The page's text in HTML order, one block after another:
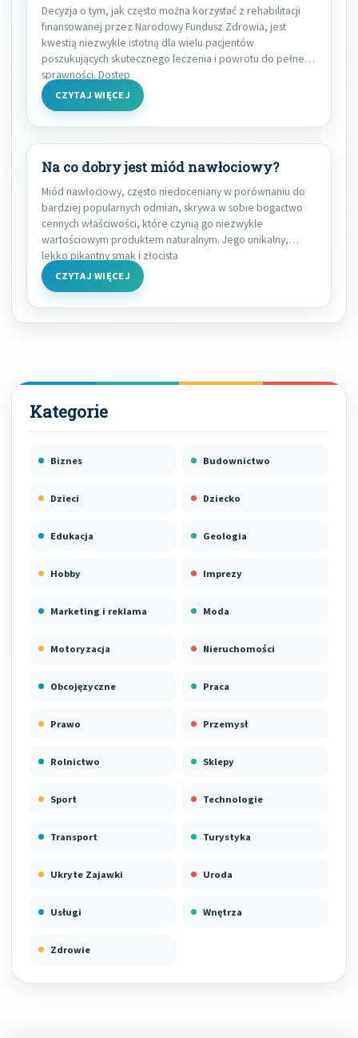
Decyzja o tym, jak często można korzystać z rehabilitacji
finansowanej przez Narodowy Fundusz Zdrowia, jest
kwestią niezwykle istotną dla wielu pacjentów
poszukujących skutecznego leczenia i powrotu do pełnej
sprawności. Dostęp
CZYTAJ WIĘCEJ
Na co dobry jest miód nawłociowy?
Miód nawłociowy, często niedoceniany w porównaniu do
bardziej popularnych odmian, skrywa w sobie bogactwo
cennych właściwości, które czynią go niezwykle
wartościowym produktem naturalnym. Jego unikalny,
lekko pikantny smak i złocista
CZYTAJ WIĘCEJ
Biznes Budownictwo
Dzieci Dziecko
Edukacja Geologia
Hobby Imprezy
Marketing i reklama Moda
Motoryzacja Nieruchomości
Obcojęzyczne Praca
Prawo Przemysł
Rolnictwo Sklepy
Sport Technologie
Transport Turystyka
Ukryte Zajawki Uroda
Usługi Wnętrza
Zdrowie